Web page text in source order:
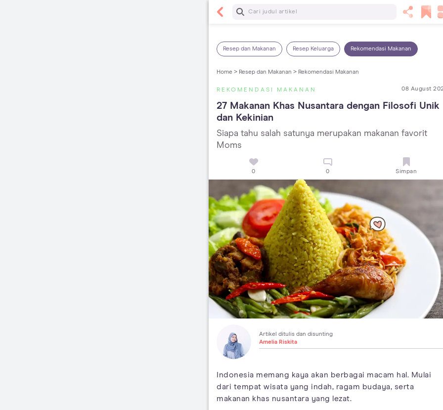
Baca Selanjutnya
Resep dan Makanan Resep Keluarga Rekomendasi Makanan
Home > Resep dan Makanan > Rekomendasi Makanan
REKOMENDASI MAKANAN 08 August
27 Makanan Khas Nusantara dengan Filosofi Unik
dan Kekinian
Siapa tahu salah satunya merupakan makanan favorit
Moms
0 0 Simpan
Artikel ditulis dan disunting
Amelia Riskita
Indonesia memang kaya akan berbagai macam hal. Mulai
dari tempat wisata yang indah, ragam budaya, serta
makanan khas nusantara yang lezat.